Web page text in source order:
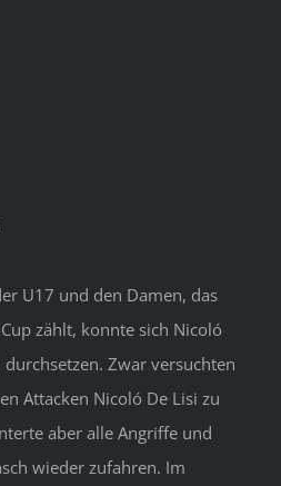
U17 und den Damen, das
zählt, konnte sich Nicoló
durchsetzen. Zwar versuchten
Attacken Nicoló De Lisi zu
aber alle Angriffe und
wieder zufahren. Im